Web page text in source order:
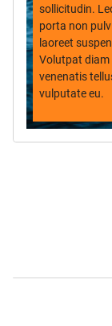
sollicitudin.
porta non
laoreet
Volutpat diam
venenatis
vulputate eu.